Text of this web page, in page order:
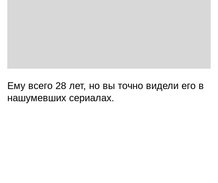
Ему всего 28 лет, но вы точно видели его в
нашумевших сериалах.